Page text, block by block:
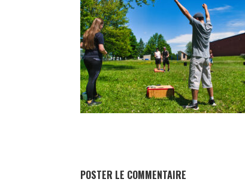
POSTER LE COMMENTAIRE